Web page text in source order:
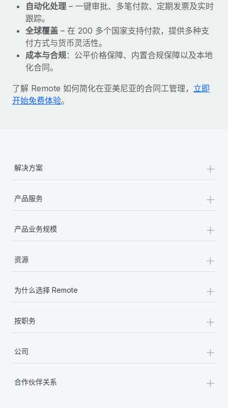
了解更多
自动化处理 – 一键审批、多笔付款、定期发票及实时
跟踪。
全球覆盖 – 在 200 多个国家支持付款，提供多种支
付方式与货币灵活性。
成本与合规：公平价格保障、内置合规保障以及本地
化合同。
了解 Remote 如何简化在亚美尼亚的合同工管理， 立即
开始免费体验。
解决方案 +
产品服务 +
产品业务规模 +
资源 +
为什么选择 Remote +
按职务 +
公司 +
合作伙伴关系 +